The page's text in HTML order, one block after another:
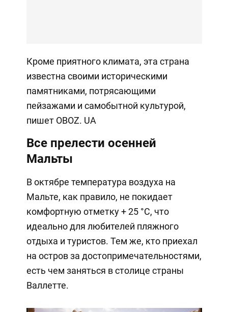
Кроме приятного климата, эта страна
известна своими историческими
памятниками, потрясающими
пейзажами и самобытной культурой,
пишет OBOZ. UA
Все прелести осенней
Мальты
В октябре температура воздуха на
Мальте, как правило, не покидает
комфортную отметку + 25 °C, что
идеально для любителей пляжного
отдыха и туристов. Тем же, кто приехал
на остров за достопримечательностями,
есть чем заняться в столице страны
Валлетте.